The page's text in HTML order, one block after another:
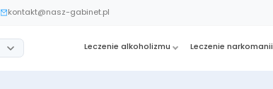
kontakt@nasz-gabinet.pl
Leczenie alkoholizmu Leczenie narkomanii